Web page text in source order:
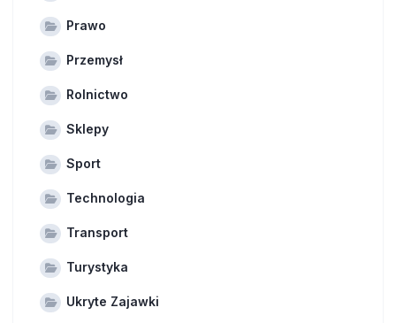
Prawo
Przemysł
Rolnictwo
Sklepy
Sport
Technologia
Transport
Turystyka
Ukryte Zajawki